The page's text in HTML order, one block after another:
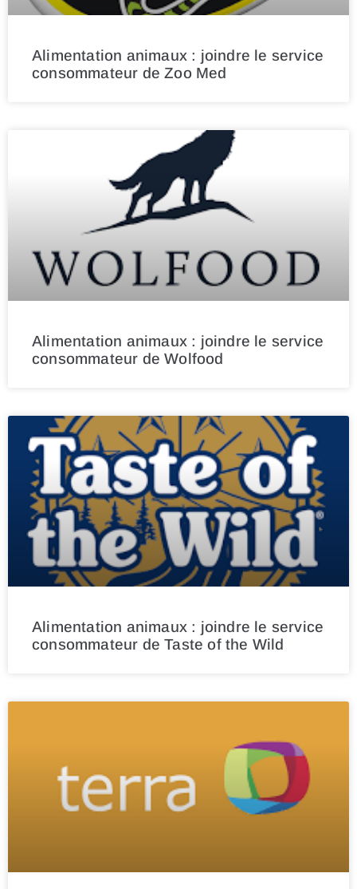
Alimentation animaux : joindre le service
consommateur de Zoo Med
Alimentation animaux : joindre le service
consommateur de Wolfood
Alimentation animaux : joindre le service
consommateur de Taste of the Wild